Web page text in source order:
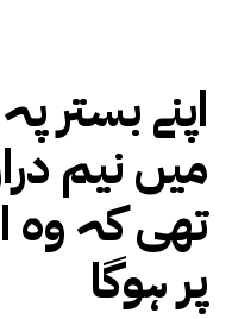
اپنے بستر
میں نیم
تھی کہ
پر ہوگا